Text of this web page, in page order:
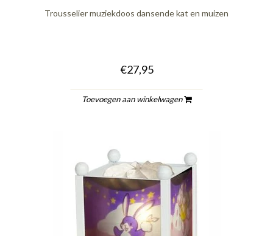
Trousselier muziekdoos dansende kat en muizen
€27,95
Toevoegen aan winkelwagen